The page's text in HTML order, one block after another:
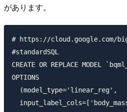
があります。
# https://cloud.google.com/
#standardSQL
CREATE OR REPLACE MODEL
OPTIONS
  (model_type='linear_reg',